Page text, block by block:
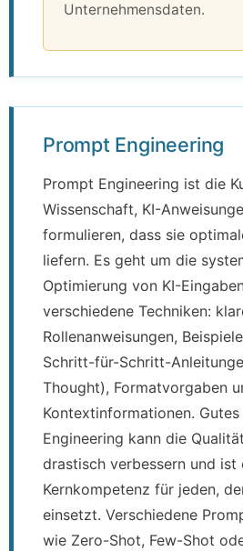
Unternehmensdaten.
Prompt Engineering
Prompt Engineering ist die
Wissenschaft, KI-
formulieren, dass sie
liefern. Es geht um die
Optimierung von KI-
verschiedene Techniken:
Rollenanweisungen,
Schritt-für-Schritt-
Thought), Formatvorgaben
Kontextinformationen.
Engineering kann die
drastisch verbessern und ist
Kernkompetenz für jeden,
einsetzt. Verschiedene
wie Zero-Shot, Few-Shot